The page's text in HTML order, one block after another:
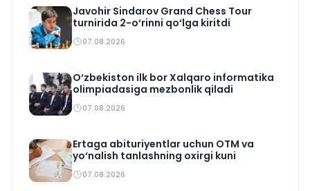
Javohir Sindarov Grand Chess Tour
turnirida 2-o‘rinni qo‘lga kiritdi
07.08.2026
O‘zbekiston ilk bor Xalqaro informatika
olimpiadasiga mezbonlik qiladi
07.08.2026
Ertaga abituriyentlar uchun OTM va
yo‘nalish tanlashning oxirgi kuni
07.08.2026